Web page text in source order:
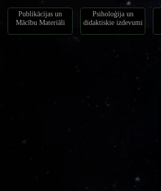
Publikācijas un
Mācību Materiāli
Psiholoģija un
didaktiskie izdevumi